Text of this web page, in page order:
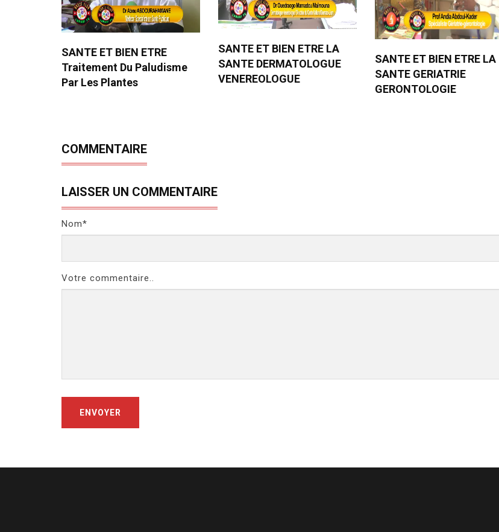
SANTE ET BIEN ETRE
Traitement Du Paludisme
Par Les Plantes
SANTE ET BIEN ETRE LA
SANTE DERMATOLOGUE
VENEREOLOGUE
SANTE ET BIEN ETRE LA
SANTE GERIATRIE
GERONTOLOGIE
COMMENTAIRE
LAISSER UN COMMENTAIRE
Nom*
Votre commentaire..
ENVOYER